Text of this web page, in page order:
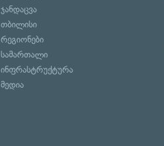
ჯანდაცვა
თბილისი
რეგიონები
სამართალი
ინფრასტრუქტურა
მედია